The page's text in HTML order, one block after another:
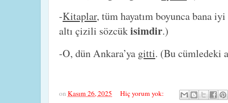
-Kitaplar, tüm hayatım boyunca bana
altı çizili sözcükisimdir.)
-O, dün Ankara’ya gitti. (Bu cümledeki
on Kasım 26, 2025 Hiç yorum yok: